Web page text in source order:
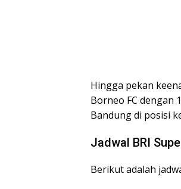
Hingga pekan
Borneo FC dengan
Bandung di posisi
Jadwal BRI
Berikut adalah